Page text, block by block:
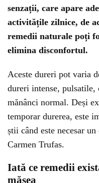
senzații, care apare
activitățile zilnice, de
remedii naturale poți
elimina disconfortul.
Aceste dureri pot varia
dureri intense, pulsatile,
mănânci normal. Deși
temporar durerea, este
știi când este necesar
Carmen Trufas.
Iată ce remedii
măsea